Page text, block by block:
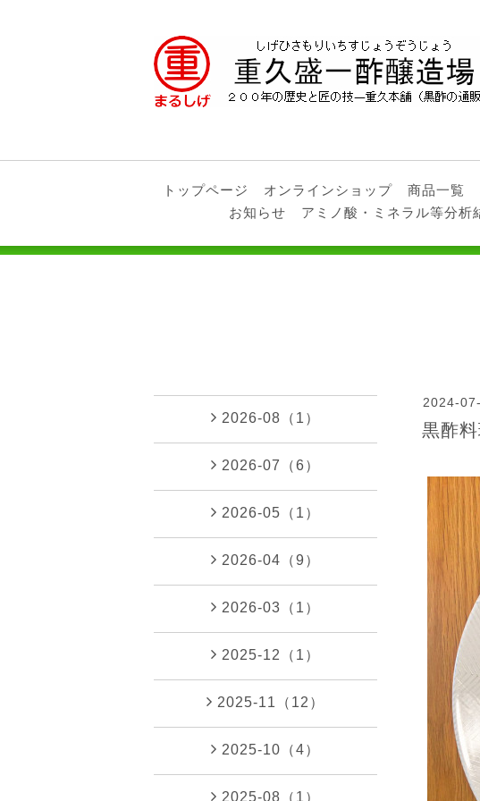
トップページ オンラインショップ 商品一覧
お知らせ
アミノ酸・ミネラル等分析
2024-
黒酢
2026-08（1）
2026-07（6）
2026-05（1）
2026-04（9）
2026-03（1）
2025-12（1）
2025-11（12）
2025-10（4）
2025-08（1）